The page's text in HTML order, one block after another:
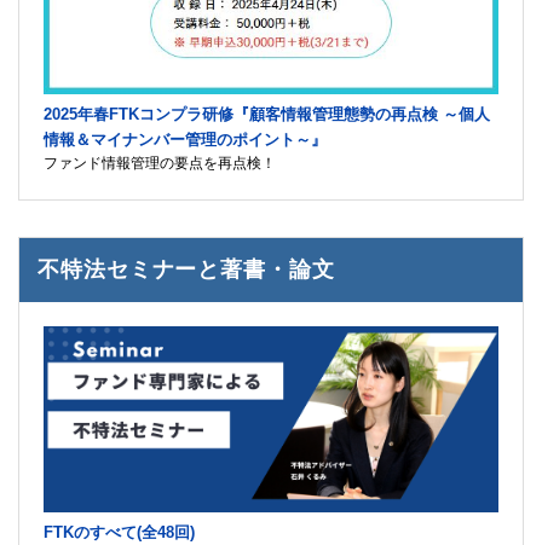
2025年春FTKコンプラ研修『顧客情報管理態勢の再点検 ～個人
情報＆マイナンバー管理のポイント～』
ファンド情報管理の要点を再点検！
不特法セミナーと著書・論文
FTKのすべて(全48回)